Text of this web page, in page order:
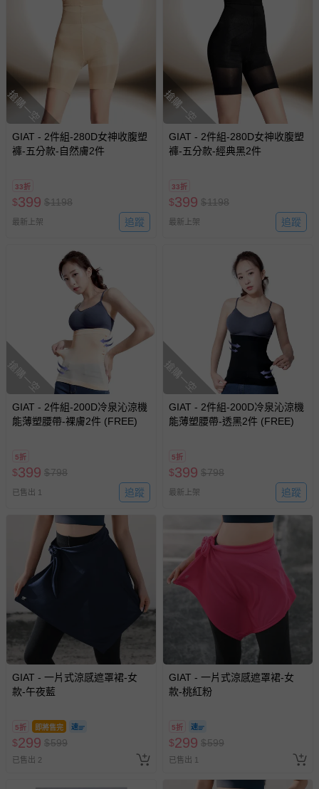
搶購一空
GIAT - 2件組-280D女神收腹塑
褲-五分款-自然膚2件
33折
$399 $1198
最新上架 追蹤
搶購一空
GIAT - 2件組-280D女神收腹塑
褲-五分款-經典黑2件
33折
$399 $1198
最新上架 追蹤
搶購一空
GIAT - 2件組-200D冷泉沁涼機
能薄塑腰帶-裸膚2件 (FREE)
5折
$399 $798
已售出 1 追蹤
搶購一空
GIAT - 2件組-200D冷泉沁涼機
能薄塑腰帶-透黑2件 (FREE)
5折
$399 $798
最新上架 追蹤
GIAT - 一片式涼感遮罩裙-女
款-午夜藍
5折 即將售完
$299 $599
已售出 2
GIAT - 一片式涼感遮罩裙-女
款-桃紅粉
5折
$299 $599
已售出 1